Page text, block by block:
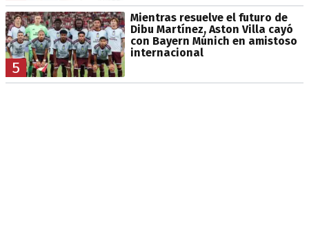
5
Mientras resuelve el futuro de
Dibu Martínez, Aston Villa cayó
con Bayern Múnich en amistoso
internacional